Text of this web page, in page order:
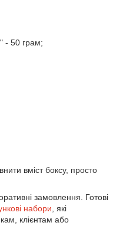
- 50 грам;
вміст боксу, просто
замовлення. Готові
набори , які
клієнтам або